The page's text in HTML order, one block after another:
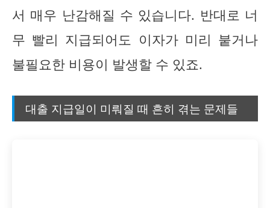
서 매우 난감해질 수 있습니다. 반대로 너
무 빨리 지급되어도 이자가 미리 붙거나
불필요한 비용이 발생할 수 있죠.
대출 지급일이 미뤄질 때 흔히 겪는 문제들